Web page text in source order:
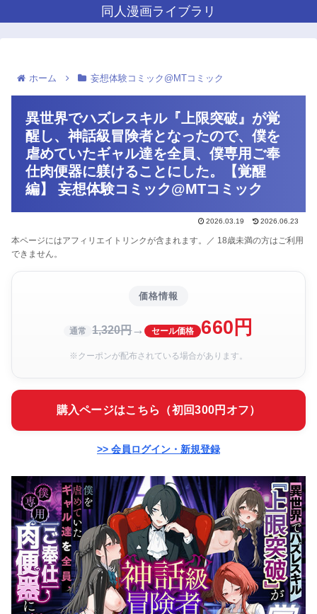
同人漫画ライブラリ
ホーム 妄想体験コミック@MTコミック
異世界でハズレスキル『上限突破』が覚
醒し、神話級冒険者となったので、僕を
虐めていたギャル達を全員、僕専用ご奉
仕肉便器に躾けることにした。【覚醒
編】 妄想体験コミック@MTコミック
2026.03.19 2026.06.23
本ページにはアフィリエイトリンクが含まれます。／ 18歳未満の方はご利用
できません。
価格情報
通常 1,320円→ セール価格 660円
※クーポンが配布されている場合があります。
購入ページはこちら（初回300円オフ）
>> 会員ログイン・新規登録